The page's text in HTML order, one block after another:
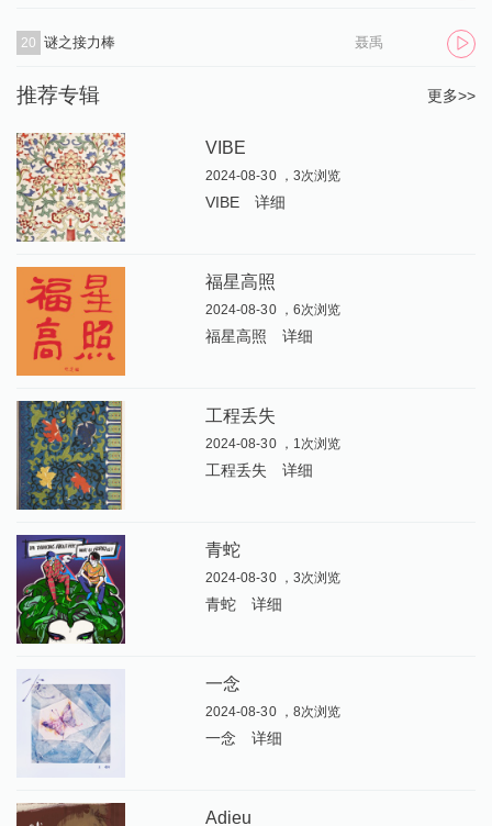
20 谜之接力棒 聂禹
推荐专辑 更多>>
VIBE
2024-08-30 ，3次浏览
VIBE 详细
福星高照
2024-08-30 ，6次浏览
福星高照 详细
工程丢失
2024-08-30 ，1次浏览
工程丢失 详细
青蛇
2024-08-30 ，3次浏览
青蛇 详细
一念
2024-08-30 ，8次浏览
一念 详细
Adieu